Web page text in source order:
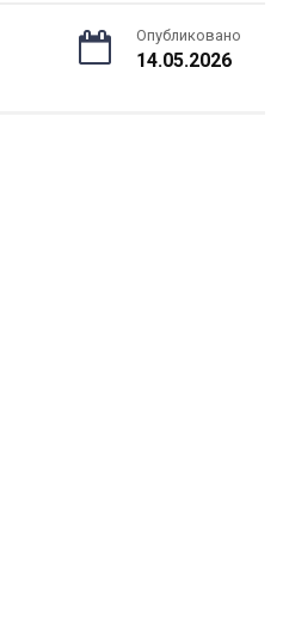
Опубликовано
14.05.2026